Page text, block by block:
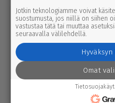
Lue myös
tulipalo 11.1.2026 9.23
Luoman sahalla paloi
perjantai-iltana
Jotkin teknologiamme voivat
suostumusta, jos niillä on siihen
vastustaa tätä tai muuttaa
seuraavalla välilehdellä.
Omat